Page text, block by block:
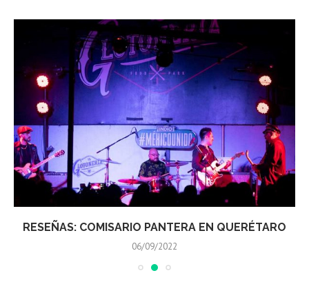
RESEÑAS: COMISARIO PANTERA EN QUERÉTARO
06/09/2022